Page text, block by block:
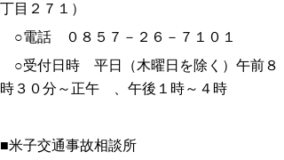
丁目２７１）
○電話 ０８５７－２６－７１０１
○受付日時 平日（木曜日を除く）午前８
時３０分～正午 、午後１時～４時
■米子交通事故相談所